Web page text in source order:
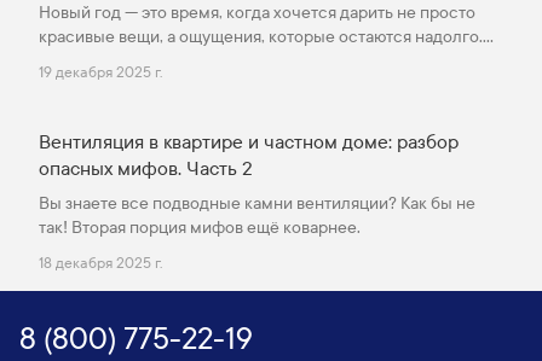
Новый год — это время, когда хочется дарить не просто
красивые вещи, а ощущения, которые остаются надолго.
технологии работают незаметно, а комфорт ощущается с
19 декабря 2025 г.
Вентиляция в квартире и частном доме: разбор
опасных мифов. Часть 2
Вы знаете все подводные камни вентиляции? Как бы не
так! Вторая порция мифов ещё коварнее.
18 декабря 2025 г.
8 (800) 775-22-19